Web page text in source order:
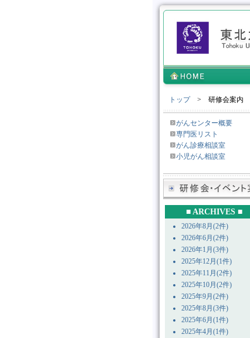
トップ> 研修会案内
がんセンター概要
専門医リスト
がん診療相談室
小児がん相談室
■ ARCHIVES ■
2026年8月(2件)
2026年6月(2件)
2026年1月(3件)
2025年12月(1件)
2025年11月(2件)
2025年10月(2件)
2025年9月(2件)
2025年8月(3件)
2025年6月(1件)
2025年4月(1件)